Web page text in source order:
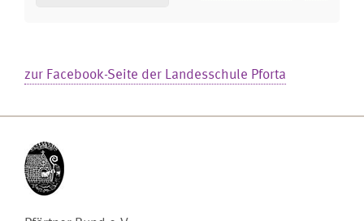
zur Facebook-Seite der Landesschule Pforta